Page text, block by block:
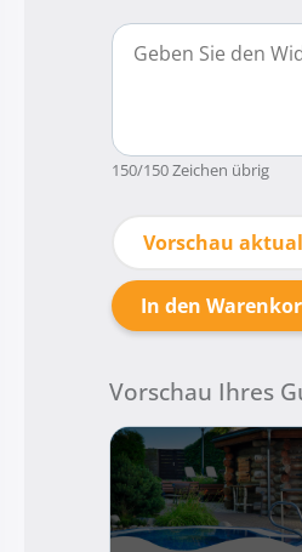
150/150 Zeichen übrig
Vorschau
In den
Vorschau Ihres